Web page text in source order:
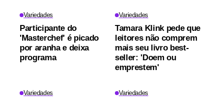
Variedades
Participante do
'Masterchef' é picado
por aranha e deixa
programa
Variedades
Tamara Klink pede que
leitores não comprem
mais seu livro best-
seller: 'Doem ou
emprestem'
Variedades Variedades